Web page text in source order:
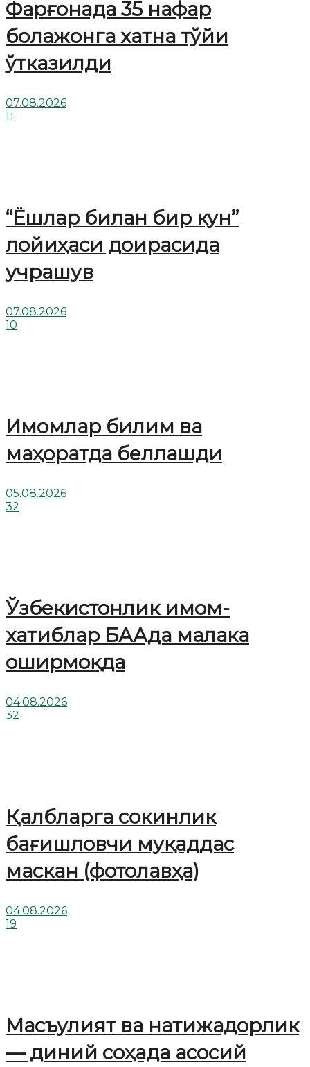
Фарғонада 35 нафар
болажонга хатна тўйи
ўтказилди
07.08.2026
11
“Ёшлар билан бир кун”
лойиҳаси доирасида
учрашув
07.08.2026
10
Имомлар билим ва
маҳоратда беллашди
05.08.2026
32
Ўзбекистонлик имом-
хатиблар БААда малака
оширмоқда
04.08.2026
32
Қалбларга сокинлик
бағишловчи муқаддас
маскан (фотолавҳа)
04.08.2026
19
Масъулият ва натижадорлик
— диний соҳада асосий